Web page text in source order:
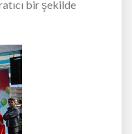
bir şekilde